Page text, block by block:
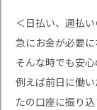
＜日払い、週払
急にお金が必要
そんな時でも安
例えば前日に働
たの口座に振り込